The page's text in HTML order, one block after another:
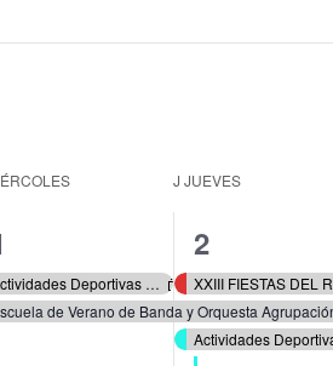
JJUEVES
Actividades Deportivas Verano 2026
de Verano de Banda y Orquesta
4
eventos,
2
XXIII FIESTAS DEL